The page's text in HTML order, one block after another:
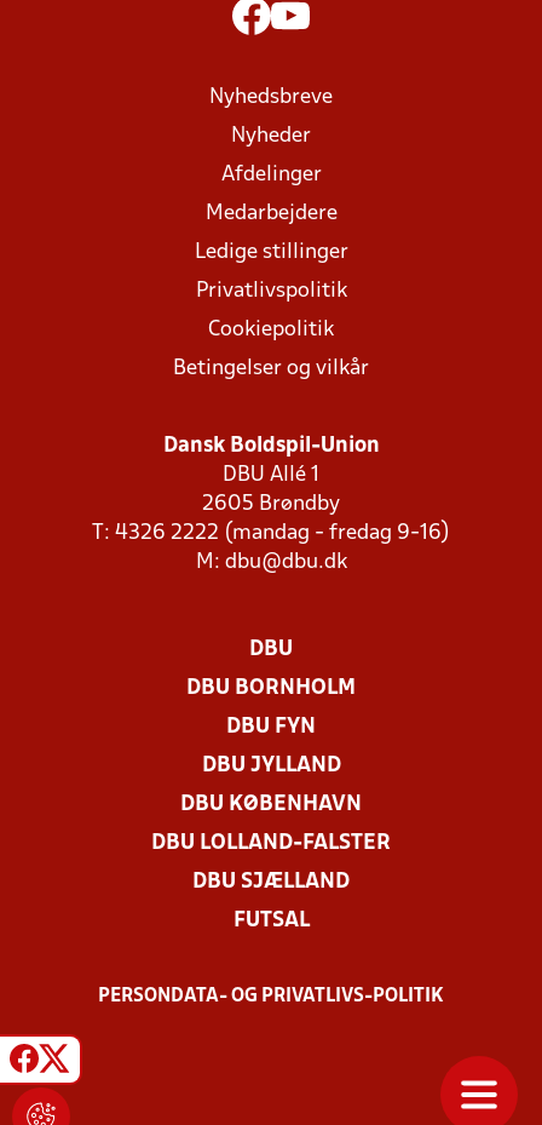
Nyhedsbreve
Nyheder
Afdelinger
Medarbejdere
Ledige stillinger
Privatlivspolitik
Cookiepolitik
Betingelser og vilkår
Dansk Boldspil-Union
DBU Allé 1
2605 Brøndby
T: 4326 2222 (mandag - fredag 9-16)
M: dbu@dbu.dk
DBU
DBU BORNHOLM
DBU FYN
DBU JYLLAND
DBU KØBENHAVN
DBU LOLLAND-FALSTER
DBU SJÆLLAND
FUTSAL
PERSONDATA- OG PRIVATLIVS-POLITIK